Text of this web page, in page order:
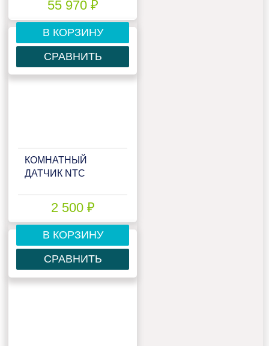
55 970 ₽
В КОРЗИНУ
СРАВНИТЬ
КОМНАТНЫЙ
ДАТЧИК NTC
2 500 ₽
В КОРЗИНУ
СРАВНИТЬ